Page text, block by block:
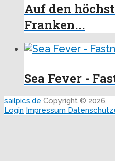
Auf den
Franken...
Sea Fever -
sailpics.de Copyright © 2026.
Login Impressum